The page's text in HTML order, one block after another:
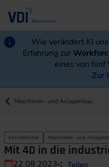
Wie verändert KI
Erfahrung zur
eines von fünf
Zur
Maschinen- und Anlagenbau
Konnektivität Maschinen- und
Mit 4D in die
22.08.2023 Teilen